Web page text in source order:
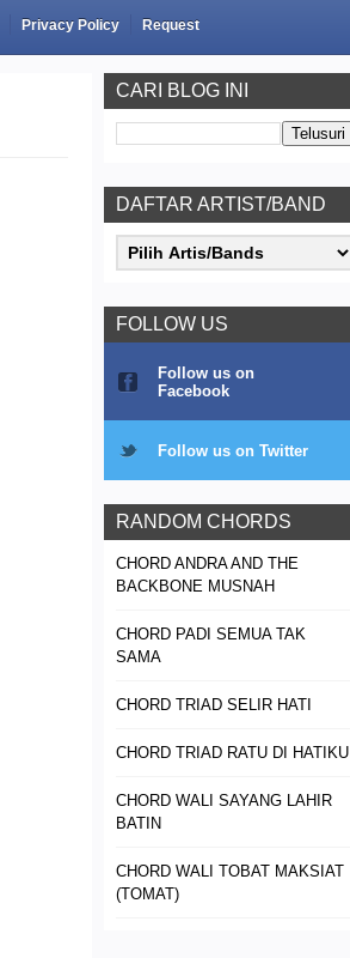
Privacy Policy Request
CARI BLOG INI
DAFTAR ARTIST/BAND
FOLLOW US
Follow us on
Facebook
Follow us on Twitter
RANDOM CHORDS
CHORD ANDRA AND THE
BACKBONE MUSNAH
CHORD PADI SEMUA TAK
SAMA
CHORD TRIAD SELIR HATI
CHORD TRIAD RATU DI HATIKU
CHORD WALI SAYANG LAHIR
BATIN
CHORD WALI TOBAT MAKSIAT
(TOMAT)